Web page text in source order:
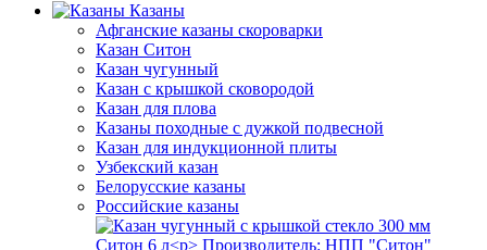
Казаны
Афганские казаны скороварки
Казан Ситон
Казан чугунный
Казан с крышкой сковородой
Казан для плова
Казаны походные с дужкой подвесной
Казан для индукционной плиты
Узбекский казан
Белорусские казаны
Российские казаны